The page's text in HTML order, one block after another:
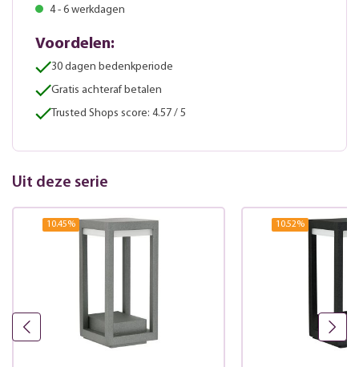
4 - 6 werkdagen
Voordelen:
30 dagen bedenkperiode
Gratis achteraf betalen
Trusted Shops score: 4.57 / 5
Uit deze serie
10.45% 10.52%